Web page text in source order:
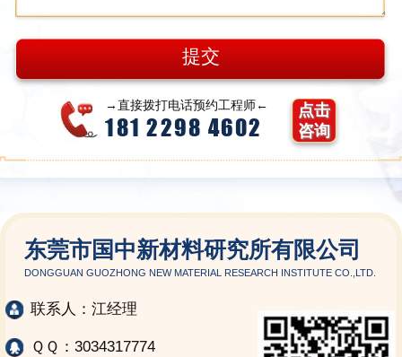
→直接拨打电话预约工程师←
181 2298 4602
点击
咨询
东莞市国中新材料研究所有限公司
DONGGUAN GUOZHONG NEW MATERIAL RESEARCH INSTITUTE CO.,LTD.
联系人：江经理
ＱＱ：3034317774